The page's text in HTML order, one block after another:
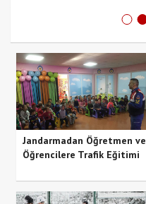
Jandarmadan Öğretmen ve
Öğrencilere Trafik Eğitimi